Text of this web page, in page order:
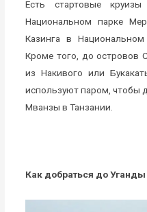
Есть стартовые
Национальном парке
Казинга в
Кроме того, до островов
из Накивого или
используют паром, чтобы
Мванзы в Танзании.
Как добраться до Уганды